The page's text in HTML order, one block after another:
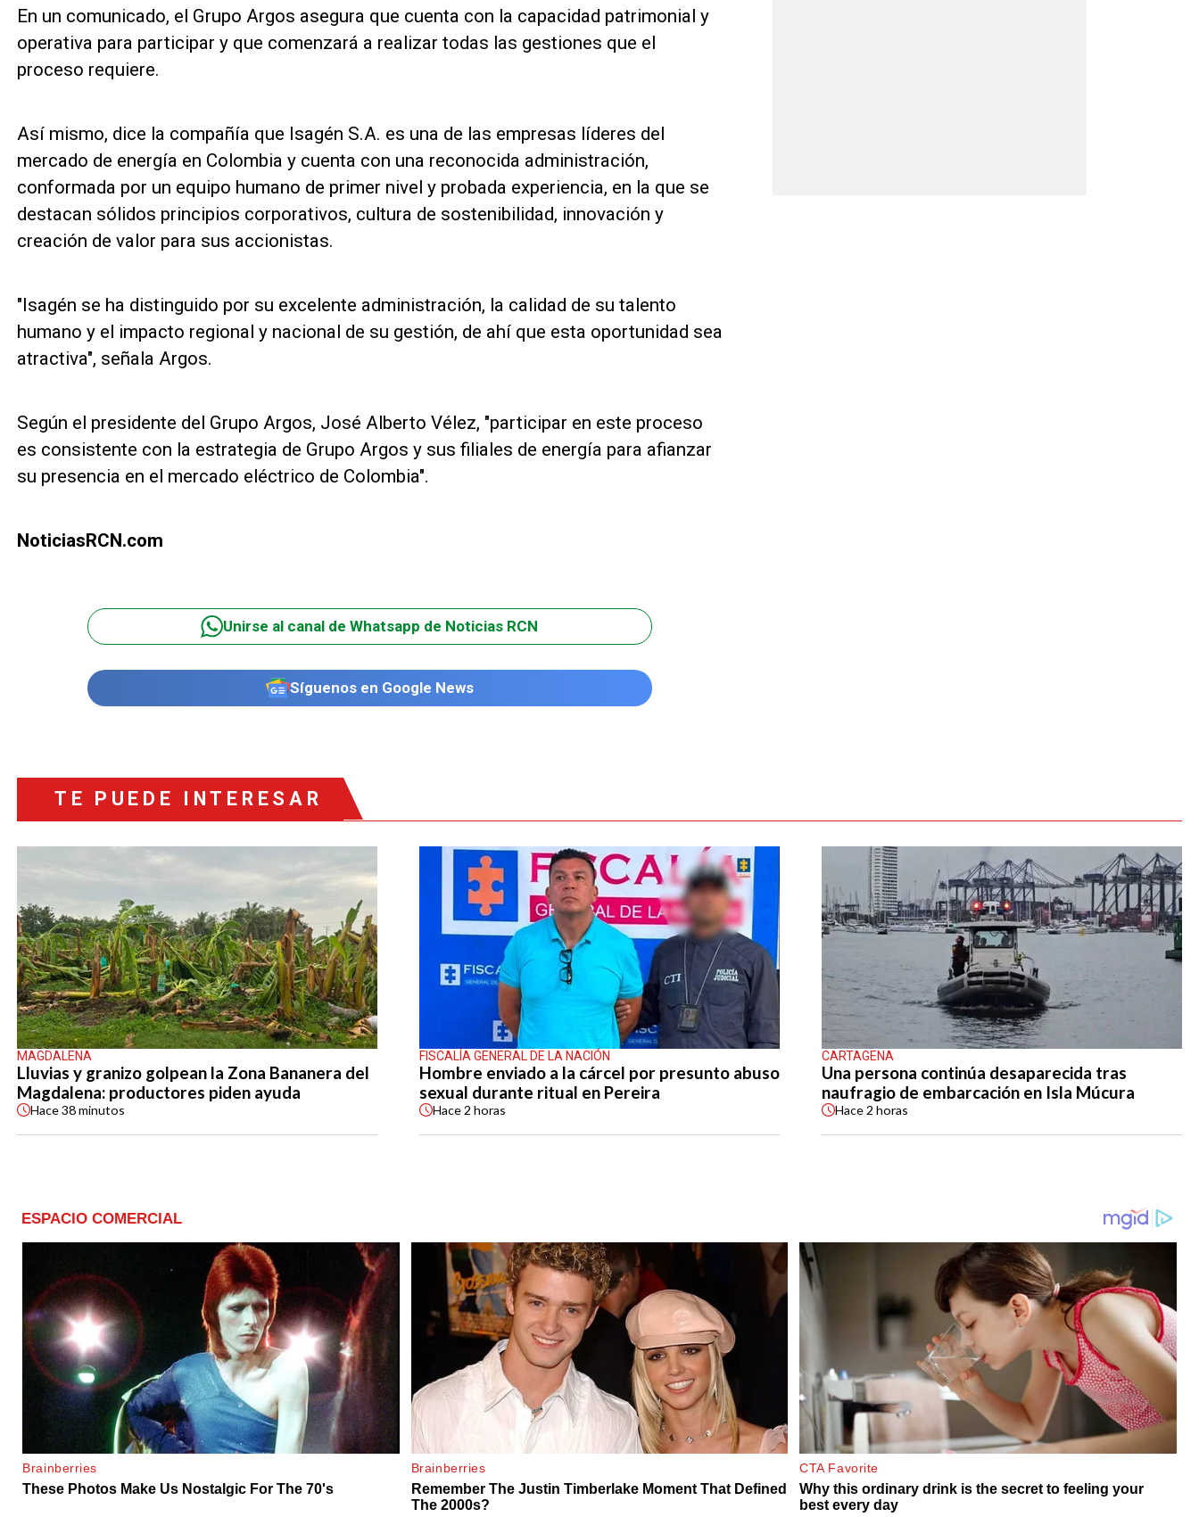
En un comunicado, el Grupo Argos asegura que cuenta con la capacidad patrimonial y
operativa para participar y que comenzará a realizar todas las gestiones que el
proceso requiere.
Así mismo, dice la compañía que Isagén S.A. es una de las empresas líderes del
mercado de energía en Colombia y cuenta con una reconocida administración,
conformada por un equipo humano de primer nivel y probada experiencia, en la que se
destacan sólidos principios corporativos, cultura de sostenibilidad, innovación y
creación de valor para sus accionistas.
"Isagén se ha distinguido por su excelente administración, la calidad de su talento
humano y el impacto regional y nacional de su gestión, de ahí que esta oportunidad sea
atractiva", señala Argos.
Según el presidente del Grupo Argos, José Alberto Vélez, "participar en este proceso
es consistente con la estrategia de Grupo Argos y sus filiales de energía para afianzar
su presencia en el mercado eléctrico de Colombia".
NoticiasRCN.com
Unirse al canal de Whatsapp de Noticias RCN
Síguenos en Google News
TE PUEDE INTERESAR
MAGDALENA
Lluvias y granizo golpean la Zona Bananera del
Magdalena: productores piden ayuda
Hace38 minutos
FISCALÍA GENERAL DE LA NACIÓN
Hombre enviado a la cárcel por presunto abuso
sexual durante ritual en Pereira
Hace2 horas
CARTAGENA
Una persona continúa desaparecida tras
naufragio de embarcación en Isla Múcura
Hace2 horas